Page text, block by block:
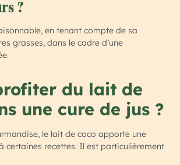
?
en tenant compte de sa
grasses, dans le cadre d’une
du lait de
une cure de jus ?
le lait de coco apporte une
certaines recettes. Il est particulièrement